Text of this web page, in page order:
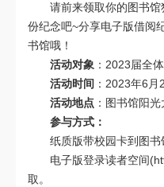
请前来领取你的图书
份纪念吧~分享电子版借阅
书馆哦！
活动对象 ：2023届全
活动时间 ：2023年6
活动地点 ：图书馆阳
参与方式：
纸质版带校园卡到图书
电子版登录读者空间
取。